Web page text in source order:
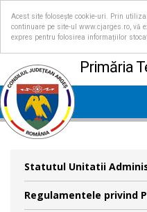
Acest site folosește cookie-uri. Prin
continuare pe site-ul www.cjarges.ro, vă
expres pentru folosirea informațiilor
Primăria
Statutul Unitatii
Regulamentele privind